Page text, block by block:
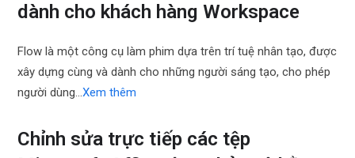
dành cho khách hàng Workspace
Flow là một công cụ làm phim dựa trên trí tuệ nhân tạo, được
xây dựng cùng và dành cho những người sáng tạo, cho phép
người dùng…Xem thêm
Chỉnh sửa trực tiếp các tệp